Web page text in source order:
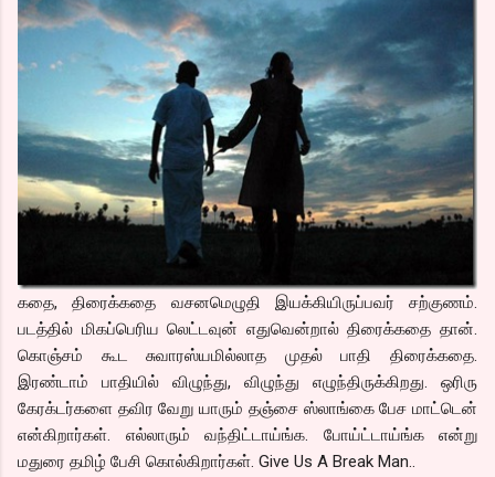
கதை, திரைக்கதை வசனமெழுதி இயக்கியிருப்பவர் சற்குணம்.
படத்தில் மிகப்பெரிய லெட்டவுன் எதுவென்றால் திரைக்கதை தான்.
கொஞ்சம் கூட சுவாரஸ்யமில்லாத முதல் பாதி திரைக்கதை.
இரண்டாம் பாதியில் விழுந்து, விழுந்து எழுந்திருக்கிறது. ஒரிரு
கேரக்டர்களை தவிர வேறு யாரும் தஞ்சை ஸ்லாங்கை பேச மாட்டென்
என்கிறார்கள். எல்லாரும் வந்திட்டாய்ங்க. போய்ட்டாய்ங்க என்று
மதுரை தமிழ் பேசி கொல்கிறார்கள். Give Us A Break Man..